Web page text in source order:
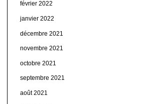
février 2022
janvier 2022
décembre 2021
novembre 2021
octobre 2021
septembre 2021
août 2021